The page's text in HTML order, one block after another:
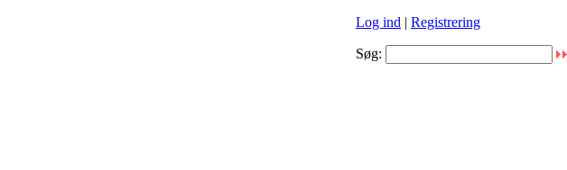
Log ind | Registrering
Søg: